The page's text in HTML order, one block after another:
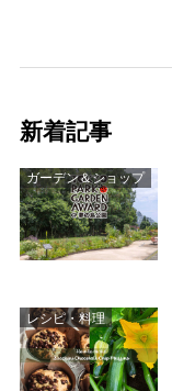
新着記事
ガーデン＆ショップ
レシピ・料理